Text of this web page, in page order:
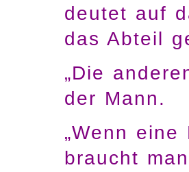
deutet auf
das Abteil
„Die
der Mann.
„Wenn
braucht